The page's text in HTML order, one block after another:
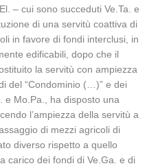
– cui sono succeduti Ve.Ta. e
di una servitù coattiva di
in favore di fondi interclusi, in
edificabili, dopo che il
la servitù con ampiezza
del “Condominio (…)” e dei
e Mo.Pa., ha disposto una
l’ampiezza della servitù a
di mezzi agricoli di
diverso rispetto a quello
carico dei fondi di Ve.Ga. e di